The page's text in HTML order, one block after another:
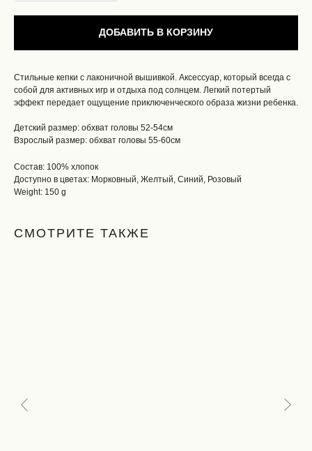
ДОБАВИТЬ В КОРЗИНУ
Стильные кепки с лаконичной вышивкой. Аксессуар, который всегда с
собой для активных игр и отдыха под солнцем. Легкий потертый
эффект передает ощущение приключенческого образа жизни ребенка.
Детский размер: обхват головы 52-54см
Взрослый размер: обхват головы 55-60см
Состав: 100% хлопок
Доступно в цветах: Морковный, Желтый, Синий, Розовый
Weight: 150 g
СМОТРИТЕ ТАКЖЕ